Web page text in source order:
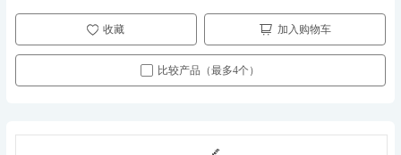
收藏 加入购物车
比较产品（最多4个）